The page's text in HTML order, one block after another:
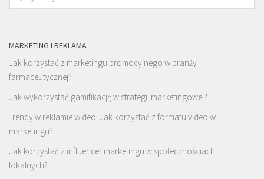
MARKETING I REKLAMA
Jak korzystać z marketingu promocyjnego w branży
farmaceutycznej?
Jak wykorzystać gamifikację w strategii marketingowej?
Trendy w reklamie wideo: Jak korzystać z formatu video w
marketingu?
Jak korzystać z influencer marketingu w społecznościach
lokalnych?